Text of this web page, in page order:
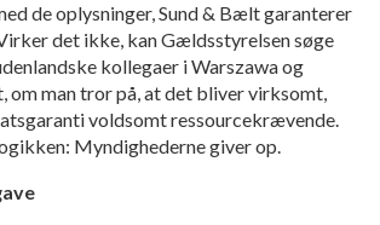
de oplysninger, Sund & Bælt garanterer
det ikke, kan Gældsstyrelsen søge
kollegaer i Warszawa og
om man tror på, at det bliver virksomt,
voldsomt ressourcekrævende.
Myndighederne giver op.